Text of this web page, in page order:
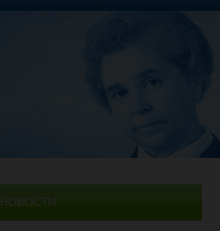
НОВОСТИ